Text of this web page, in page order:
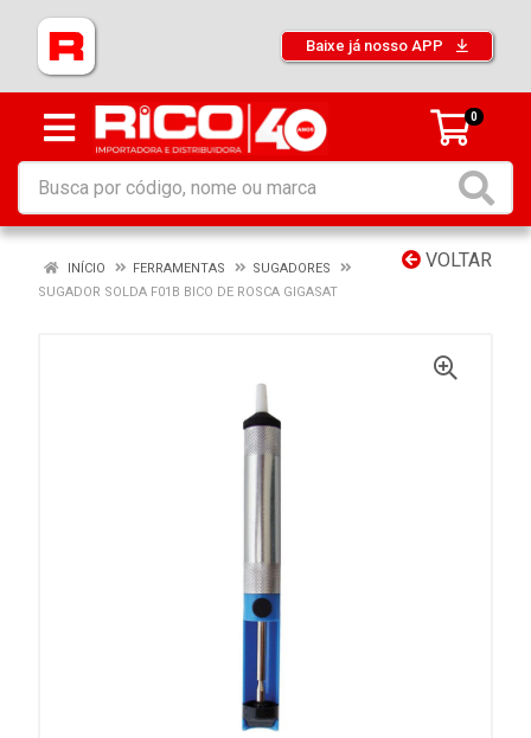
Baixe já nosso APP
0
VOLTAR
INÍCIO FERRAMENTAS
SUGADORES
SUGADOR SOLDA F01B BICO DE ROSCA GIGASAT